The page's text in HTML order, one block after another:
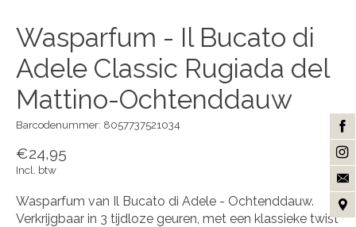
Wasparfum - Il Bucato di
Adele Classic Rugiada del
Mattino-Ochtenddauw
Barcodenummer: 8057737521034
€24,95
Incl. btw
Wasparfum van Il Bucato di Adele - Ochtenddauw.
Verkrijgbaar in 3 tijdloze geuren, met een klassieke twist